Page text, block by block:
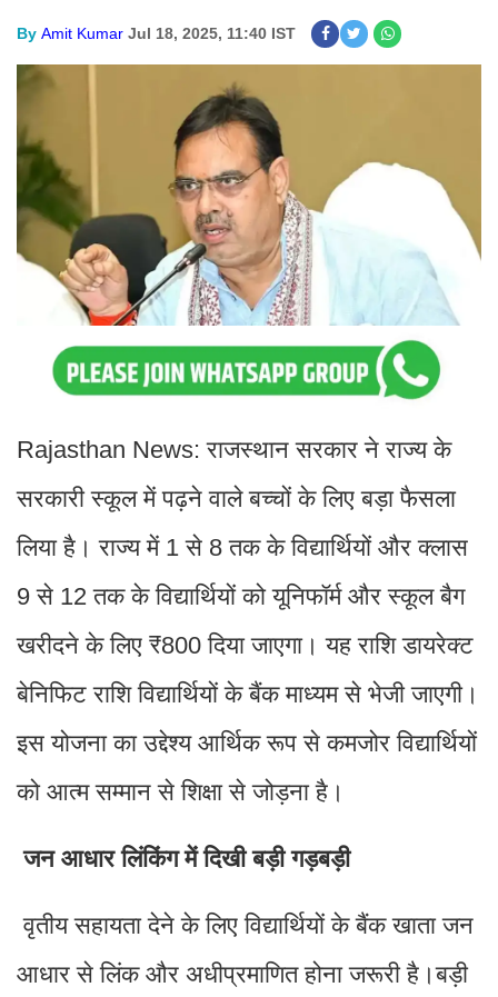
By Amit Kumar Jul 18, 2025, 11:40 IST
Rajasthan News: राजस्थान सरकार ने राज्य के
सरकारी स्कूल में पढ़ने वाले बच्चों के लिए बड़ा फैसला
लिया है। राज्य में 1 से 8 तक के विद्यार्थियों और क्लास
9 से 12 तक के विद्यार्थियों को यूनिफॉर्म और स्कूल बैग
खरीदने के लिए ₹800 दिया जाएगा। यह राशि डायरेक्ट
बेनिफिट राशि विद्यार्थियों के बैंक माध्यम से भेजी जाएगी।
इस योजना का उद्देश्य आर्थिक रूप से कमजोर विद्यार्थियों
को आत्म सम्मान से शिक्षा से जोड़ना है।
जन आधार लिंकिंग में दिखी बड़ी गड़बड़ी
वृतीय सहायता देने के लिए विद्यार्थियों के बैंक खाता जन
आधार से लिंक और अधीप्रमाणित होना जरूरी है।बड़ी